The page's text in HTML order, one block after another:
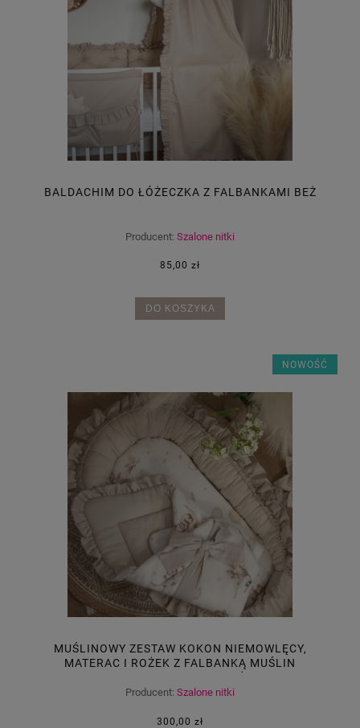
BALDACHIM DO ŁÓŻECZKA Z FALBANKAMI BEŻ
Producent: Szalone nitki
85,00 zł
DO KOSZYKA
MUŚLINOWY ZESTAW KOKON NIEMOWLĘCY,
MATERAC I ROŻEK Z FALBANKĄ MUŚLIN
Producent: Szalone nitki
300,00 zł
NOWOŚĆ